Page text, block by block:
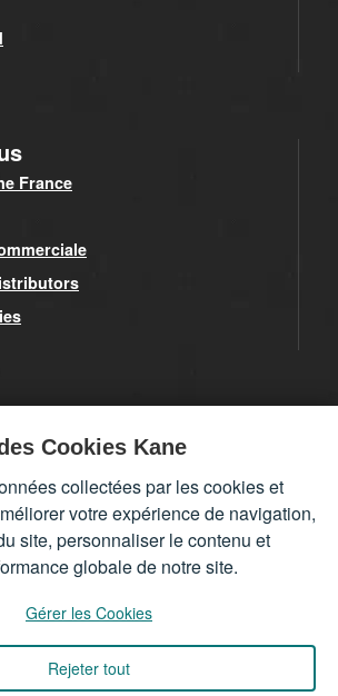
France
newsletter pour obtenir toutes nos
et nos offres exceptionnelles.
Cookies Kane
collectées par les cookies et
votre expérience de navigation,
site, personnaliser le contenu et
globale de notre site.
Gérer les Cookies
Rejeter tout